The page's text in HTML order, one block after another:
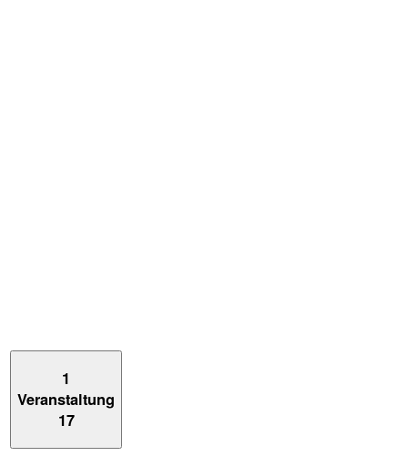
1
Veranstaltung
17